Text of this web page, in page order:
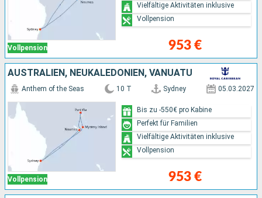
Vollpension 953 €
Vielfältige Aktivitäten inklusive
Vollpension
AUSTRALIEN, NEUKALEDONIEN, VANUATU
Vollpension
Anthem of the Seas 10 T Sydney 05.03.2027
953 €
Bis zu -550€ pro Kabine
Perfekt für Familien
Vielfältige Aktivitäten inklusive
Vollpension